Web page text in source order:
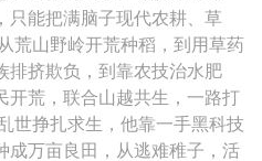
只能把满脑子现代农耕、草
荒山野岭开荒种稻，到用草药
排挤欺负，到靠农技治水肥
开荒，联合山越共生，一路打
世挣扎求生，他靠一手黑科技
成万亩良田，从逃难稚子，活